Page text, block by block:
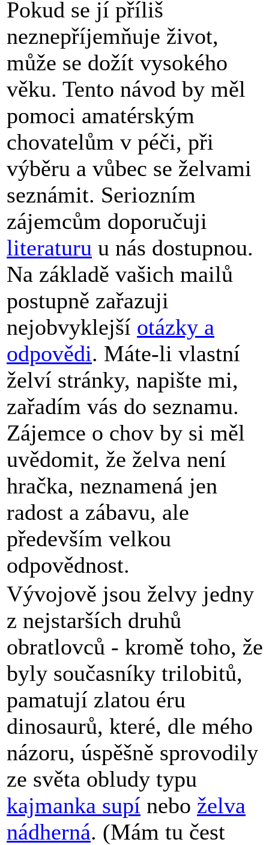
Pokud se jí příliš
neznepříjemňuje život,
může se dožít vysokého
věku. Tento návod by měl
pomoci amatérským
chovatelům v péči, při
výběru a vůbec se želvami
seznámit. Seriozním
zájemcům doporučuji
literaturu u nás dostupnou.
Na základě vašich mailů
postupně zařazuji
nejobvyklejší otázky a
odpovědi. Máte-li vlastní
želví stránky, napište mi,
zařadím vás do seznamu.
Zájemce o chov by si měl
uvědomit, že želva není
hračka, neznamená jen
radost a zábavu, ale
především velkou
odpovědnost.
Vývojově jsou želvy jedny
z nejstarších druhů
obratlovců - kromě toho, že
byly současníky trilobitů,
pamatují zlatou éru
dinosaurů, které, dle mého
názoru, úspěšně sprovodily
ze světa obludy typu
kajmanka supí nebo želva
nádherná. (Mám tu čest